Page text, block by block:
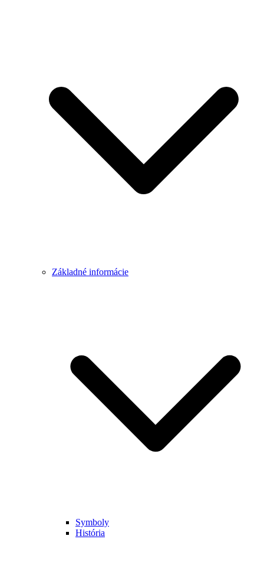
Základné informácie
Symboly
História